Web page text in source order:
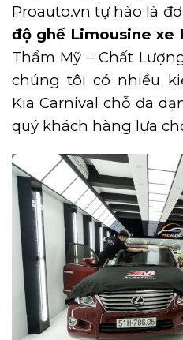
Proauto.vn tự hào là
độ ghế Limousine xe
Thẩm Mỹ – Chất
chúng tôi có nhiều
Kia Carnival chỗ đa
quý khách hàng lựa